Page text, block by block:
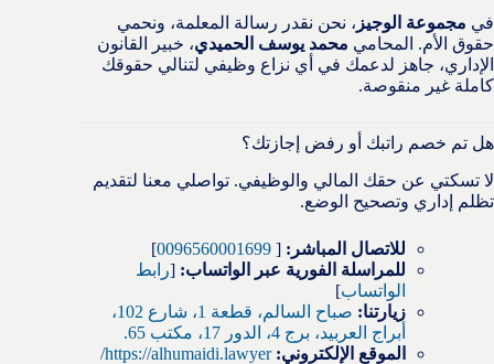
في مجموعة الوجيز ، نحن نقدر رسالة المعلمة، ونحمي
حقوق الأم. المحامي محمد يوسف الحميدي، خبير القانون
الإداري، جاهز لدعمك في أي نزاع وظيفي لتنالي حقوقك
كاملة غير منقوصة.
هل تم خصم راتبك أو رفض إجازتك؟
لا تسكتي عن حقك المالي والوظيفي. تواصلي معنا لتقديم
تظلم إداري وتصحيح الوضع.
للاتصال المباشر: [
0096560001699
]
للمراسلة الفورية عبر الواتساب: [رابط
الواتساب]
زيارتنا:
صباح السالم، قطعة 1، شارع 102،
أبراج العربيد، برج 4، الدور 17، مكتب 65.
الموقع الإلكتروني: https://alhumaidi.lawyer/